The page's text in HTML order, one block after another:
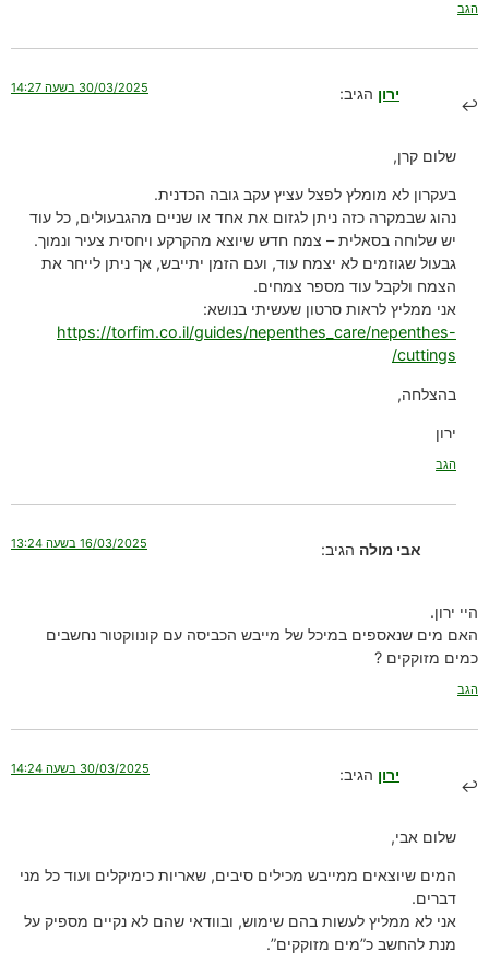
הגב
ירון הגיב: 30/03/2025 בשעה 14:27
שלום קרן,
בעקרון לא מומלץ לפצל עציץ עקב גובה הכדנית.
נהוג שבמקרה כזה ניתן לגזום את אחד או שניים מהגבעולים, כל עוד
יש שלוחה בסאלית – צמח חדש שיוצא מהקרקע ויחסית צעיר ונמוך.
גבעול שגוזמים לא יצמח עוד, ועם הזמן יתייבש, אך ניתן לייחר את
הצמח ולקבל עוד מספר צמחים.
אני ממליץ לראות סרטון שעשיתי בנושא:
https://torfim.co.il/guides/nepenthes_care/nepenthes-
cuttings/
בהצלחה,
ירון
הגב
אבי מולה הגיב: 16/03/2025 בשעה 13:24
היי ירון.
האם מים שנאספים במיכל של מייבש הכביסה עם קונווקטור נחשבים
כמים מזוקקים ?
הגב
ירון הגיב: 30/03/2025 בשעה 14:24
שלום אבי,
המים שיוצאים ממייבש מכילים סיבים, שאריות כימיקלים ועוד כל מני
דברים.
אני לא ממליץ לעשות בהם שימוש, ובוודאי שהם לא נקיים מספיק על
מנת להחשב כ”מים מזוקקים”.